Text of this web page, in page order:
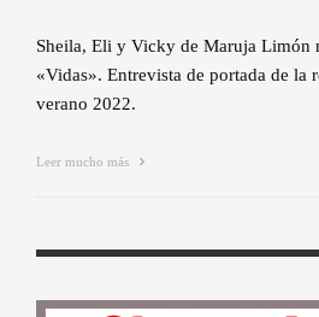
Sheila, Eli y Vicky de Maruja Limón
«Vidas». Entrevista de portada de la
verano 2022.
Leer mucho más